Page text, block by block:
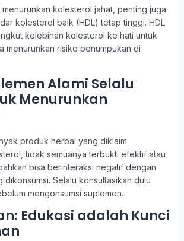
kolesterol jahat, penting juga
kolesterol baik (HDL) tetap tinggi. HDL
kelebihan kolesterol ke hati untuk
menurunkan risiko penumpukan di
Alami Selalu
Menurunkan
produk herbal yang diklaim
tidak semuanya terbukti efektif atau
bisa berinteraksi negatif dengan
Selalu konsultasikan dulu
mengonsumsi suplemen.
Edukasi adalah Kunci